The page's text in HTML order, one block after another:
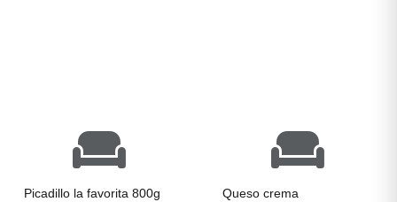
Picadillo la favorita 800g Queso crema